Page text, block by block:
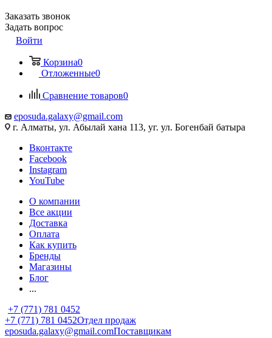
Заказать звонок
Задать вопрос
Войти
Корзина0
Отложенные0
Сравнение товаров0
eposuda.galaxy@gmail.com
г. Алматы, ул. Абылай хана 113, уг. ул. Богенбай батыра
Вконтакте
Facebook
Instagram
YouTube
О компании
Все акции
Доставка
Оплата
Как купить
Бренды
Магазины
Блог
...
+7 (771) 781 0452
+7 (771) 781 0452Отдел продаж
eposuda.galaxy@gmail.comПоставщикам